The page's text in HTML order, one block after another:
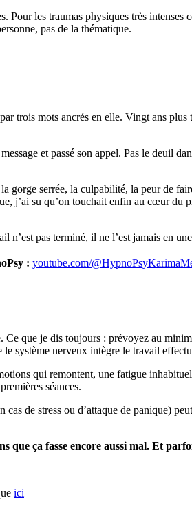
Pour les traumas physiques très
pas de la thématique.
trois mots ancrés en elle. Vingt ans
et passé son appel. Pas le deuil
gorge serrée, la culpabilité, la peur de
j’ai su qu’on touchait enfin au cœur du
n’est pas terminé, il ne l’est jamais en
: youtube.com/
que je dis toujours : prévoyez au
système nerveux intègre le travail
qui remontent, une fatigue
séances.
de stress ou d’attaque de panique)
ça fasse encore aussi mal. Et
ici